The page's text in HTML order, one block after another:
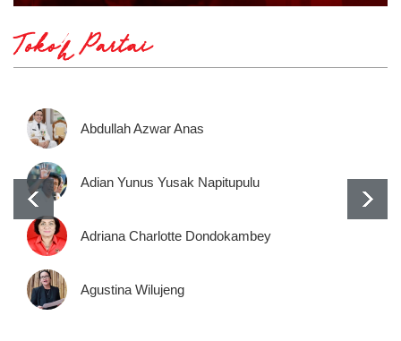
Tokoh Partai
Abdullah Azwar Anas
Adian Yunus Yusak Napitupulu
Adriana Charlotte Dondokambey
Agustina Wilujeng